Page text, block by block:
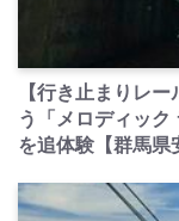
【行き止まりレ
う「メロディック
を追体験【群馬県